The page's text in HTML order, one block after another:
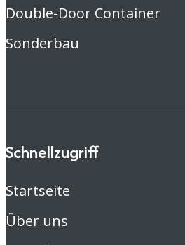
Double-Door Container
Sonderbau
Schnellzugriff
Startseite
Über uns